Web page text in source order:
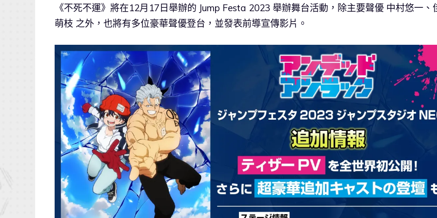
《不死不運》將在12月17日舉辦的 Jump Festa 2023 舉辦舞台活動，除主要聲優 中村悠一、
萌枝 之外，也將有多位豪華聲優登台，並發表前導宣傳影片。